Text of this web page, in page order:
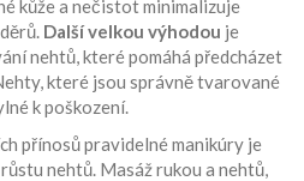
kůže a nečistot minimalizuje
Další velkou výhodou je
nehtů, které pomáhá předcházet
které jsou správně tvarované
k poškození.
přínosů pravidelné manikúry je
nehtů. Masáž rukou a nehtů,